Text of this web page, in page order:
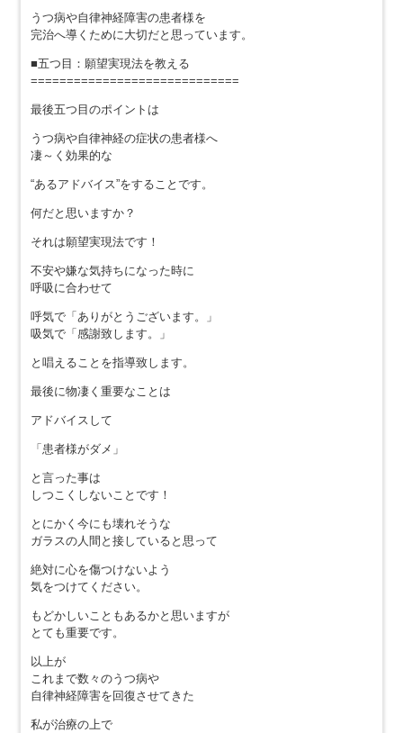
うつ病や自律神経障害の患者様を
完治へ導くために大切だと思っています。
■五つ目：願望実現法を教える
=============================
最後五つ目のポイントは
うつ病や自律神経の症状の患者様へ
凄～く効果的な
“あるアドバイス”をすることです。
何だと思いますか？
それは願望実現法です！
不安や嫌な気持ちになった時に
呼吸に合わせて
呼気で「ありがとうございます。」
吸気で「感謝致します。」
と唱えることを指導致します。
最後に物凄く重要なことは
アドバイスして
「患者様がダメ」
と言った事は
しつこくしないことです！
とにかく今にも壊れそうな
ガラスの人間と接していると思って
絶対に心を傷つけないよう
気をつけてください。
もどかしいこともあるかと思いますが
とても重要です。
以上が
これまで数々のうつ病や
自律神経障害を回復させてきた
私が治療の上で